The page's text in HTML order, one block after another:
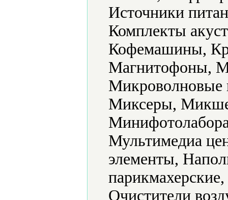
Источники
Комплекты
Кофемашины,
Магнитофоны,
Миксеры,
Мультимедиа
элементы,
Очистители